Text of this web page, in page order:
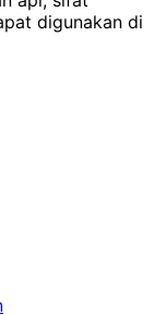
digunakan di